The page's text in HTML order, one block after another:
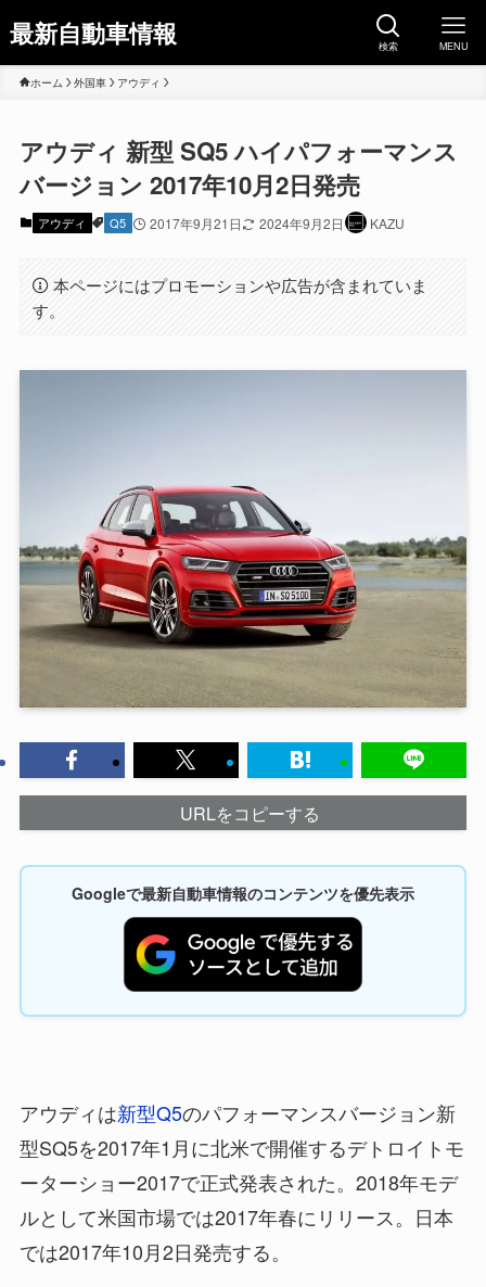
最新自動車情報 検索 MENU
ホーム 外国車 アウディ
アウディ 新型 SQ5 ハイパフォーマンス
バージョン 2017年10月2日発売
アウディ Q5 2017年9月21日 2024年9月2日 KAZU
本ページにはプロモーションや広告が含まれていま
す。
URLをコピーする
Googleで最新自動車情報のコンテンツを優先表示
アウディは新型Q5のパフォーマンスバージョン新
型SQ5を2017年1月に北米で開催するデトロイトモ
ーターショー2017で正式発表された。2018年モデ
ルとして米国市場では2017年春にリリース。日本
では2017年10月2日発売する。